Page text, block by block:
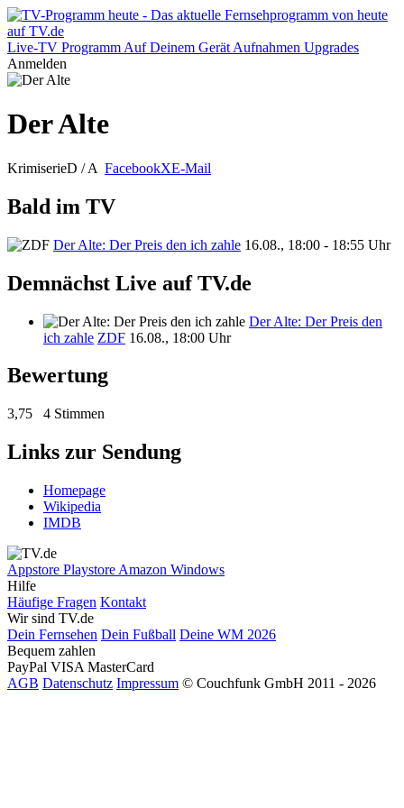
Live-TV Programm Auf Deinem Gerät Aufnahmen Upgrades
Anmelden
Der Alte
KrimiserieD / A FacebookXE-Mail
Bald im TV
Der Alte: Der Preis den ich zahle 16.08., 18:00 - 18:55 Uhr
Demnächst Live auf TV.de
Der Alte: Der Preis den
ich zahle ZDF 16.08., 18:00 Uhr
Bewertung
3,75 4 Stimmen
Links zur Sendung
Homepage
Wikipedia
IMDB
Appstore Playstore Amazon Windows
Hilfe
Häufige Fragen Kontakt
Wir sind TV.de
Dein Fernsehen Dein Fußball Deine WM 2026
Bequem zahlen
PayPal VISA MasterCard
AGB Datenschutz Impressum © Couchfunk GmbH 2011 - 2026